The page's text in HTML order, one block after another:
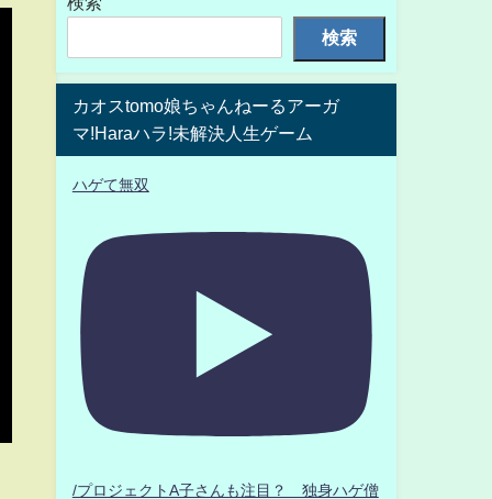
検索
カオスtomo娘ちゃんねーるアーガ
マ!Haraハラ!未解決人生ゲーム
ハゲて無双
/プロジェクトA子さんも注目？ 独身ハゲ僧